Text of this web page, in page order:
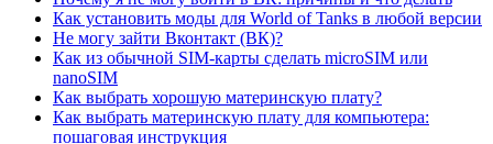
Как установить моды для World of Tanks в любой версии
Не могу зайти Вконтакт (ВК)?
Как из обычной SIM-карты сделать microSIM или
nanoSIM
Как выбрать хорошую материнскую плату?
Как выбрать материнскую плату для компьютера:
пошаговая инструкция